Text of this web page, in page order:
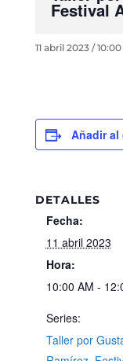
Festival
11 abril 2023 /
Añadir al
DETALLES
Fecha:
11 abril 2023
Hora:
10:00 AM -
Series:
Taller por